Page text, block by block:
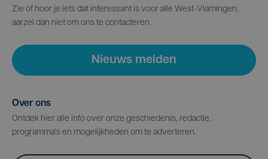
Zie of hoor je iets dat interessant is voor alle West-Vlamingen,
aarzel dan niet om ons te contacteren.
Nieuws melden
Over ons
Ontdek hier alle info over onze geschiedenis, redactie,
programma's en mogelijkheden om te adverteren.